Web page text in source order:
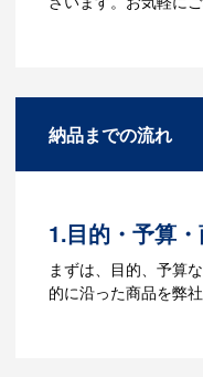
があります。Adobe
Q：ウェブサ
ていないオリ
納品までの流れ
1.目的・予算
まずは、目的、予算
的に沿った商品を弊